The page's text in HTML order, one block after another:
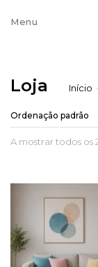
Loja Início
A mostrar todos os